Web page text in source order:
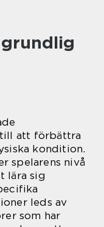
till att förbättra
kondition.
spelarens nivå
lära sig
leds av
som har